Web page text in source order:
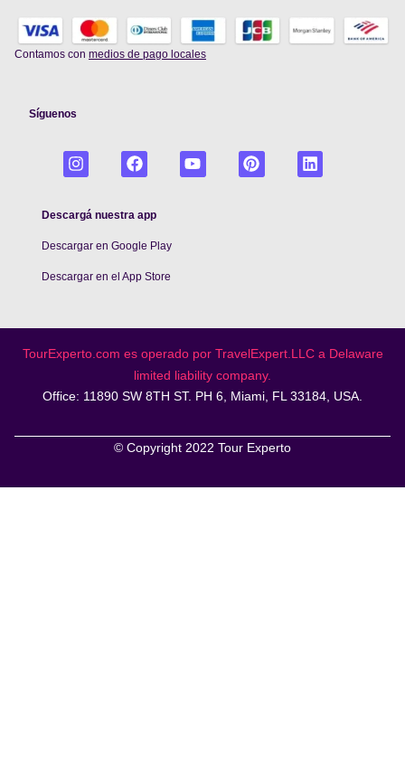
Contamos con medios de pago locales
Síguenos
Descargá nuestra app
Descargar en Google Play
Descargar en el App Store
TourExperto.com es operado por TravelExpert.LLC a Delaware
limited liability company.
Office: 11890 SW 8TH ST. PH 6, Miami, FL 33184, USA.
© Copyright 2022 Tour Experto